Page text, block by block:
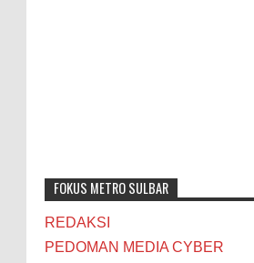
FOKUS METRO SULBAR
REDAKSI
PEDOMAN MEDIA CYBER